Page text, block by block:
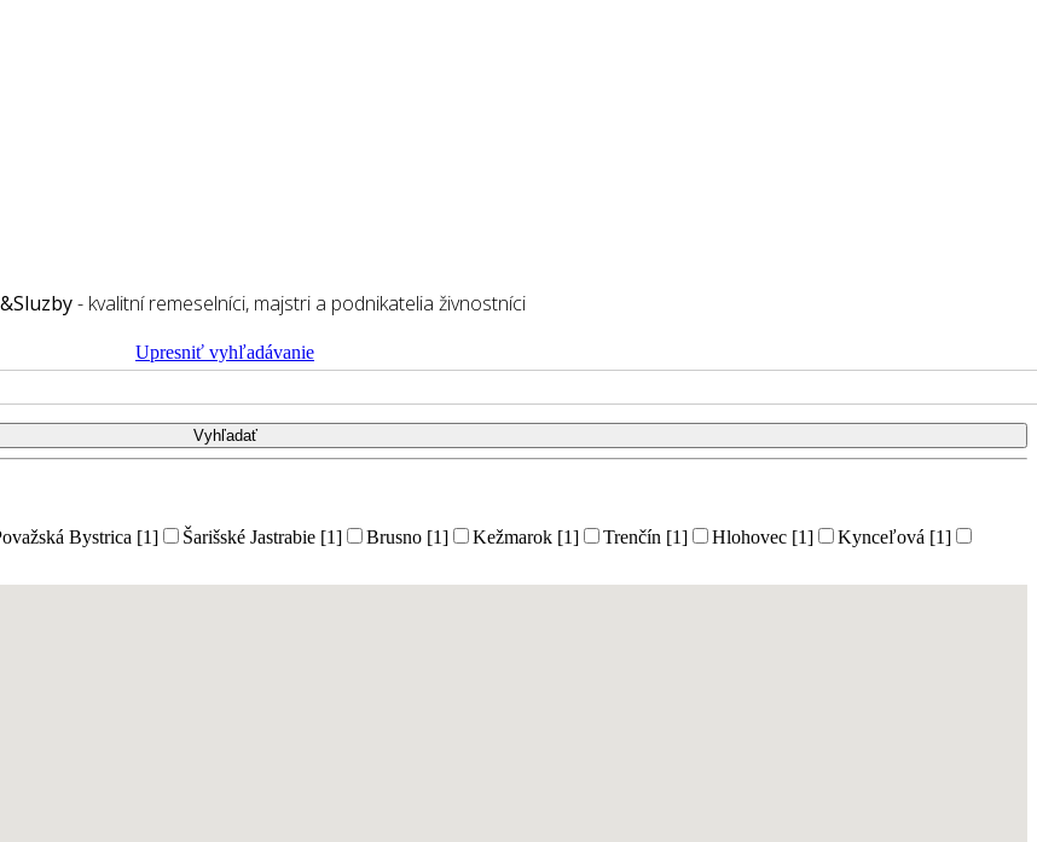
- kvalitní remeselníci, majstri a podnikatelia živnostníci
Upresniť vyhľadávanie
Bystrica [1] Šarišské Jastrabie [1] Brusno [1] Kežmarok [1] Trenčín [1] Hlohovec [1]
Kynceľová [1]